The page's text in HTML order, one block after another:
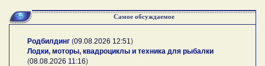
Самое обсуждаемое
Родбилдинг (09.08.2026 12:51 )
Лодки, моторы, квадроциклы и техника для рыбалки
(08.08.2026 11:16)